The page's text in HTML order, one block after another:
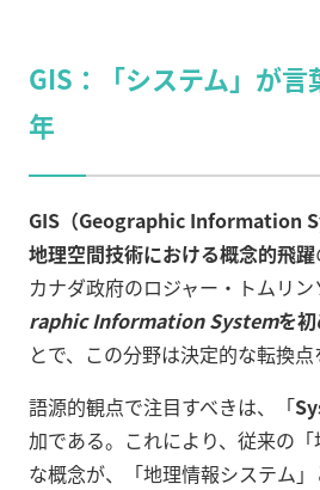
GIS：「システム」が
年
GIS（Geographic Information
地理空間技術における概念的飛躍
カナダ政府のロジャー・トムリ
raphic Information Systemを
とで、この分野は決定的な転換点
語源的観点で注目すべきは、「
加である。これにより、従来の
な概念が、「地理情報システム